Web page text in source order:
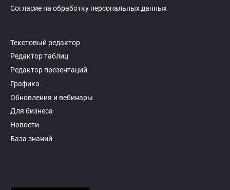
Согласие на обработку персональных данных
Текстовый редактор
Редактор таблиц
Редактор презентаций
Графика
Обновления и вебинары
Для бизнеса
Новости
База знаний